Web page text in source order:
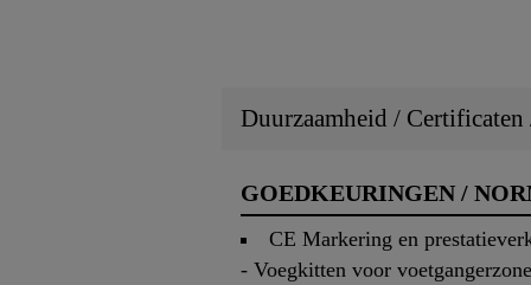
Duurzaamheid /
GOEDKEURINGEN /
CE Markering en
- Voegkitten voor